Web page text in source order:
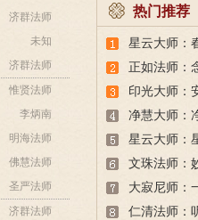
济群法师
未知
济群法师
惟贤法师
李炳南
明海法师
佛慧法师
圣严法师
济群法师
热门推荐
星云大师：
凉风冬有雪
是人间好时
正如法师：
咒》更好吗
印光大师：
净慧大师：
译
星云大师：
文珠法师：
大寂尼师：
《地藏经》
仁清法师：